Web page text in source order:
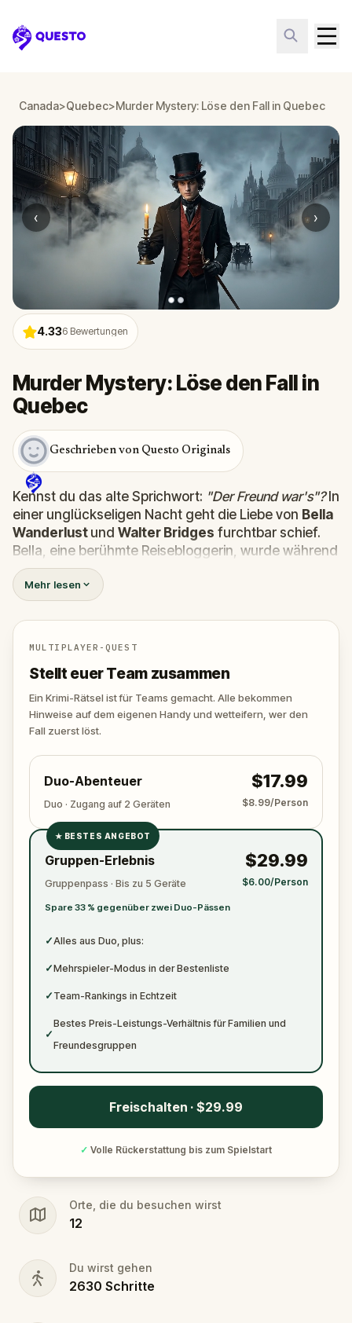
Questo
Canada>Quebec>Murder Mystery: Löse den Fall in Quebec
‹ ›
4.336 Bewertungen
Murder Mystery: Löse den Fall in
Quebec
Geschrieben von Questo Originals
Kennst du das alte Sprichwort: "Der Freund war's"?In
einer unglückseligen Nacht geht die Liebe von Bella
Wanderlust und Walter Bridges furchtbar schief.
Bella, eine berühmte Reisebloggerin, wurde während
einer Geistertour, die von dem theatralischen
Shadowsgeleitet wurde,
liegt es an dir, die Wahrheit herauszufinden.
War es Walter, der besessene Freund? Percy, der
Geisterführer mit dem Gespür für Dramatik? Oder
🔎 Sammle Hinweise, verhöre Verdächtige und
entlarve den wahren Mörder, bevor er wieder
zuschlägt. Halte deinen Stift und dein Papier
bereit, um alle wichtigen Beweise zu notieren.
Mehr lesen
MULTIPLAYER-QUEST
Stellt euer Team zusammen
Ein Krimi-Rätsel ist für Teams gemacht. Alle bekommen
Hinweise auf dem eigenen Handy und wetteifern, wer den
Fall zuerst löst.
Duo-Abenteuer
Duo · Zugang auf 2 Geräten
$17.99
$8.99/Person
✓
✓
★ BESTES ANGEBOT
Gruppen-Erlebnis
Gruppenpass · Bis zu 5 Geräte
Spare 33 % gegenüber zwei Duo-Pässen
$29.99
$6.00/Person
✓Alles aus Duo, plus:
✓Mehrspieler-Modus in der Bestenliste
✓ Team-Rankings in Echtzeit
✓
Bestes Preis-Leistungs-Verhältnis für Familien und
Freundesgruppen
Freischalten · $29.99
✓ Volle Rückerstattung bis zum Spielstart
Orte, die du besuchen wirst
12
Du wirst gehen
2630 Schritte